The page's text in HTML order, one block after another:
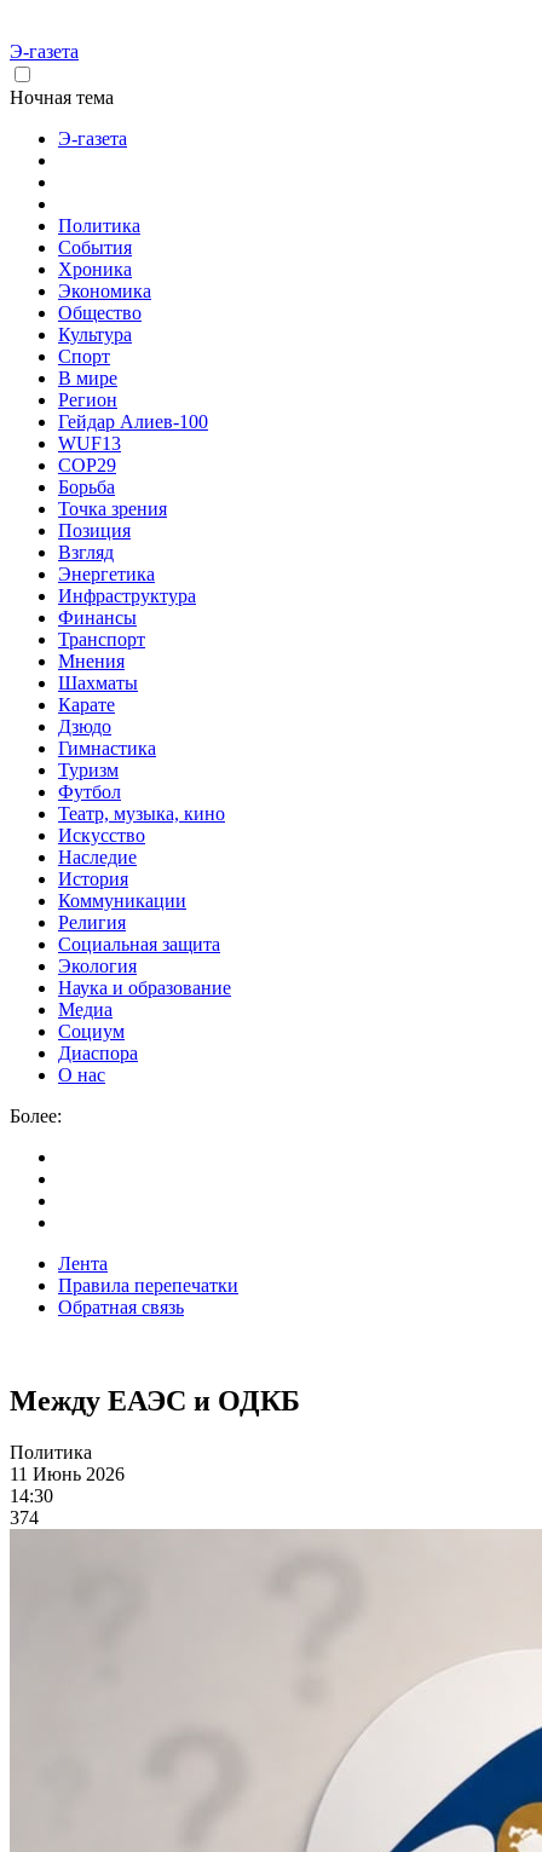
Э-газета
Ночная тема
Э-газета
Политика
События
Хроника
Экономика
Общество
Культура
Спорт
В мире
Регион
Гейдар Алиев-100
WUF13
COP29
Борьба
Точка зрения
Позиция
Взгляд
Энергетика
Инфраструктура
Финансы
Транспорт
Мнения
Шахматы
Карате
Дзюдо
Гимнастика
Туризм
Футбол
Театр, музыка, кино
Искусство
Наследие
История
Коммуникации
Религия
Социальная защита
Экология
Наука и образование
Медиа
Социум
Диаспора
О нас
Более:
Лента
Правила перепечатки
Обратная связь
Между ЕАЭС и ОДКБ
Политика
11 Июнь 2026
14:30
374